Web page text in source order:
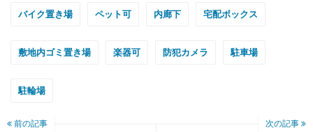
バイク置き場 ペット可 内廊下 宅配ボックス
敷地内ゴミ置き場 楽器可 防犯カメラ 駐車場
駐輪場
前の記事 次の記事